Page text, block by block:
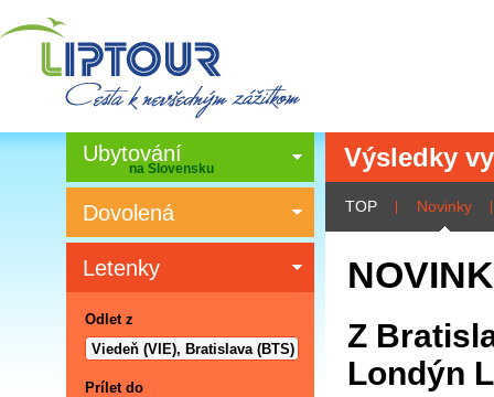
Výsledky
TOP Novinky
Z
Londýn
Ubytování
na Slovensku
Dovolená
Letenky
Odlet z
Prílet do